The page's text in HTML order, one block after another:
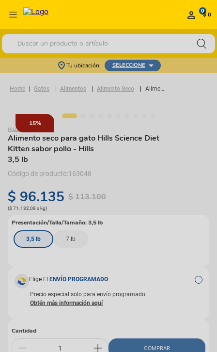
0$ 0
Buscar un producto o artículo
Tu ubicación: SELECCIONE
Gatos Alimentos Alimento Seco Alimento seco para gato Hills Science Diet Kitten sabor pollo
15%
HILLS
Alimento seco para gato Hills Science Diet
Kitten sabor pollo - Hills
3,5 lb
163048
$ 96.135 $113.100
($ 71.132,08 x kg)
Presentación/Talla/Tamaño:3,5 lb
3,5 lb 7 lb
Elige El ENVÍO PROGRAMADO
Precio especial solo para envío programado
Cantidad
COMPRAR